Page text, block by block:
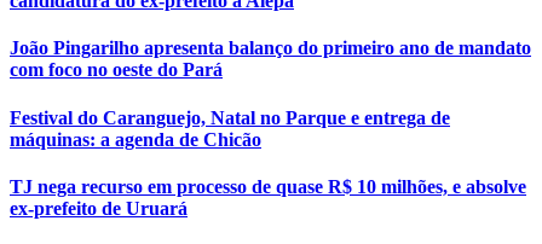
João Pingarilho apresenta balanço do primeiro ano de mandato
com foco no oeste do Pará
Festival do Caranguejo, Natal no Parque e entrega de
máquinas: a agenda de Chicão
TJ nega recurso em processo de quase R$ 10 milhões, e absolve
ex-prefeito de Uruará